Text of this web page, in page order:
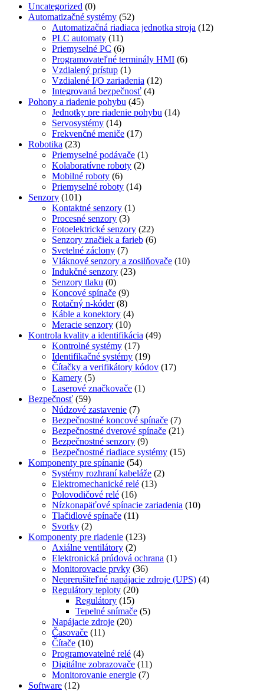
Uncategorized (0)
Automatizačné systémy (52)
Automatizačná riadiaca jednotka stroja (12)
PLC automaty (11)
Priemyselné PC (6)
Programovateľné terminály HMI (6)
Vzdialený prístup (1)
Vzdialené I/O zariadenia (12)
Integrovaná bezpečnosť (4)
Pohony a riadenie pohybu (45)
Jednotky pre riadenie pohybu (14)
Servosystémy (14)
Frekvenčné meniče (17)
Robotika (23)
Priemyselné podávače (1)
Kolaboratívne roboty (2)
Mobilné roboty (6)
Priemyselné roboty (14)
Senzory (101)
Kontaktné senzory (1)
Procesné senzory (3)
Fotoelektrické senzory (22)
Senzory značiek a farieb (6)
Svetelné záclony (7)
Vláknové senzory a zosilňovače (10)
Indukčné senzory (23)
Senzory tlaku (0)
Koncové spínače (9)
Rotačný n-kóder (8)
Káble a konektory (4)
Meracie senzory (10)
Kontrola kvality a identifikácia (49)
Kontrolné systémy (17)
Identifikačné systémy (19)
Čítačky a verifikátory kódov (17)
Kamery (5)
Laserové značkovače (1)
Bezpečnosť (59)
Núdzové zastavenie (7)
Bezpečnostné koncové spínače (7)
Bezpečnostné dverové spínače (21)
Bezpečnostné senzory (9)
Bezpečnostné riadiace systémy (15)
Komponenty pre spínanie (54)
Systémy rozhraní kabeláže (2)
Elektromechanické relé (13)
Polovodičové relé (16)
Nízkonapäťové spínacie zariadenia (10)
Tlačidlové spínače (11)
Svorky (2)
Komponenty pre riadenie (123)
Axiálne ventilátory (2)
Elektronická prúdová ochrana (1)
Monitorovacie prvky (36)
Neprerušiteľné napájacie zdroje (UPS) (4)
Regulátory teploty (20)
Regulátory (15)
Tepelné snímače (5)
Napájacie zdroje (20)
Časovače (11)
Čítače (10)
Programovatelné relé (4)
Digitálne zobrazovače (11)
Monitorovanie energie (7)
Software (12)